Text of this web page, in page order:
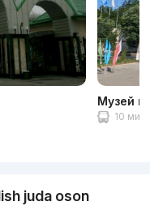
Музей
10 мин
juda oson